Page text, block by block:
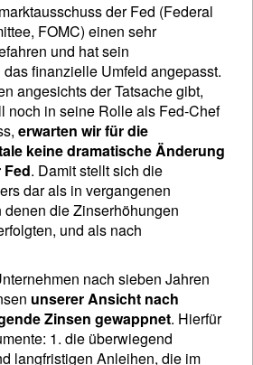
der Fed (Federal
FOMC) einen sehr
und hat sein
finanzielle Umfeld angepasst.
angesichts der Tatsache gibt,
noch in seine Rolle als Fed-Chef
erwarten wir für die
keine dramatische Änderung
. Damit stellt sich die
dar als in vergangenen
die Zinserhöhungen
und als nach
nach sieben Jahren
unserer Ansicht nach
Zinsen gewappnet. Hierfür
1. die überwiegend
langfristigen Anleihen, die im